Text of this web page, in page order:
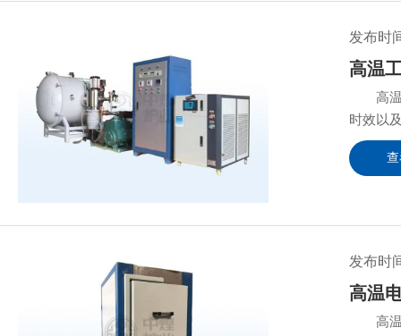
发布时
高温
高温工
时效以
发布时
高温
高温